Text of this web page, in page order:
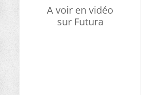
A voir en vidéo
sur Futura